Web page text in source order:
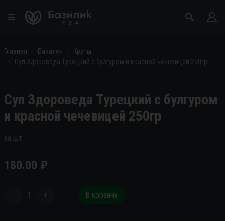
Главная Бакалея
Крупы
Суп Здороведа Турецкий с булгуром и красной чечевицей 250гр
Суп Здороведа Турецкий с булгуром
и красной чечевицей 250гр
за шт
180.00 ₽
- 1 + В корзину